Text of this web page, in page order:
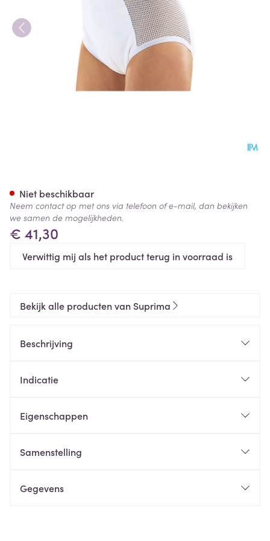
€ 41,30
Verwittig mij als het product terug in voorraad is
Niet beschikbaar
Neem contact op met ons via telefoon of e-mail, dan bekijken
we samen de mogelijkheden.
Bekijk alle producten van Suprima
Beschrijving
Indicatie
Eigenschappen
Samenstelling
Gegevens